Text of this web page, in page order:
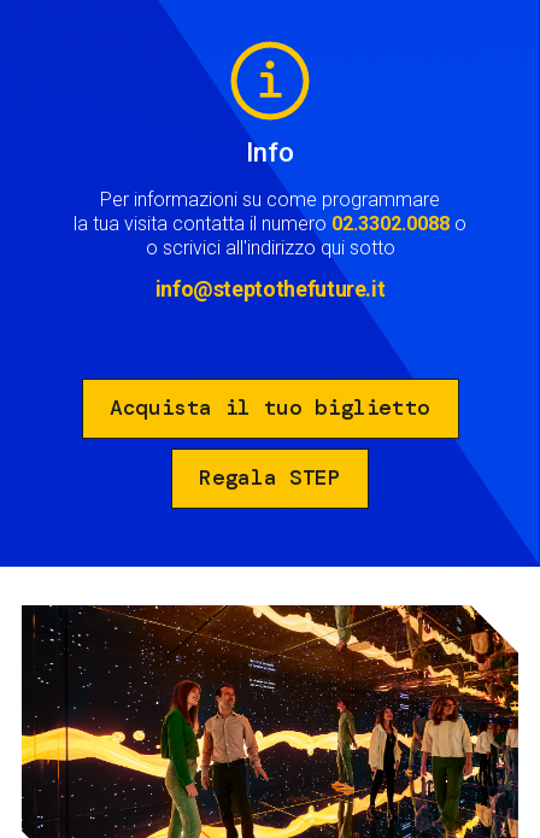
Info
Per informazioni su come programmare
la tua visita contatta il numero 02.3302.0088 o
o scrivici all'indirizzo qui sotto
info@steptothefuture.it
Acquista il tuo biglietto
Regala STEP